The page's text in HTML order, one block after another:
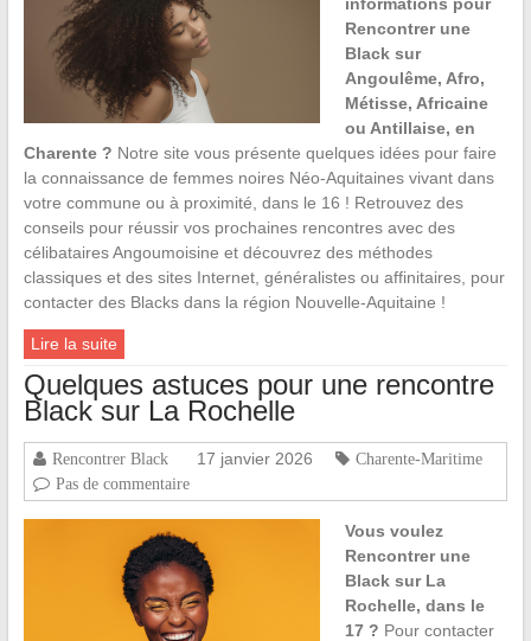
Rencontrer une
Black sur
Angoulême, Afro,
Métisse, Africaine
ou Antillaise, en
Charente ? Notre site vous présente quelques idées pour faire
la connaissance de femmes noires Néo-Aquitaines vivant dans
votre commune ou à proximité, dans le 16 ! Retrouvez des
conseils pour réussir vos prochaines rencontres avec des
célibataires Angoumoisine et découvrez des méthodes
classiques et des sites Internet, généralistes ou affinitaires, pour
contacter des Blacks dans la région Nouvelle-Aquitaine !
Lire la suite
Quelques astuces pour une rencontre
Black sur La Rochelle
Rencontrer Black 17 janvier 2026
Charente-Maritime
Pas de commentaire
Vous voulez
Rencontrer une
Black sur La
Rochelle, dans le
17 ? Pour contacter